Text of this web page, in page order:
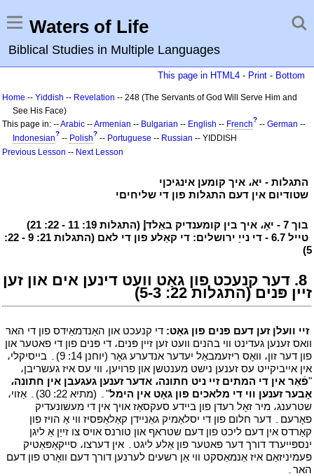
Waters of Life
Biblical Studies in Multiple Languages
This page in HTML4 - Print - Bottom
Home -- Yiddish -- Revelation -- 248 (The Servants of God Will Serve Him and
See His Face)
This page in: --Arabic --Armenian -- Bulgarian -- English -- French? -- German --
Indonesian? -- Polish? -- Portuguese -- Russian -- YIDDISH
Previous Lesson -- Next Lesson
התגלות - יא، איך קומען אינגיכןי
שטודיום אין דעם התגלות פון די שליחיםי
בוך 7 - יאָ، איך בין קומענדיק באַלדإ (התגלות 19: 11 - 22: 21)
טייל 6.7 - די נייַ ירושלים: די קאַלע פון די לאם (התגלות 21: 9 - 22:
5)
8. דער קנעכט פון גאָט וועט דינען אים און זען
זיין פּנים (התגלות 22: 5-3)
יזיי וועלן זען דעם פּנים פון גאָט: די קנעכט און האַנדמאַידס פון די האר
וואס זענען געדינט ווי בהנים וועט זען זיין פּנים، די פּנים פון די פאטער און
פון דער זון، וואָס ריזעמבאַל יעדער אנדערע גאָר (יוחנן 14: 9)۔ בייסיקלי،
אין אייביקייט עס זענען נישט מענטשן און פרויען، ווי עס איז געשריבן،
"פֿאַר אין די המתים זיי ניט חתונה، אדער זענען געגעבן אין חתונה،
אָבער זענען ווי די מלאכים פון גאָט אין הימל
"۔ (מתיא 22: 30)۔ אַזוי،
שטרענג، מיר זאָל רעדן פון ביידע סעקסאַז אויך אין די מעשונעדיק
פאָרעם۔ דער חלום פון די יסלאַמיק גאַניידן קאַלאַפּסיז ווי אַ הויז פון
קאַרדס אין דעם ליכט פון דעם שטראף און טורנס אויס צו זייַן אַ ליגן
ינספּייערד דורך דער פאטער פון אַלע ליגט۔ אין דערצו، סייקאַפּאַטיק
פעמיניזאַם איז אַנמאַסקט ווי אַן רשעים לערנען דורך דעם וואָרט פון דעם
האר۔